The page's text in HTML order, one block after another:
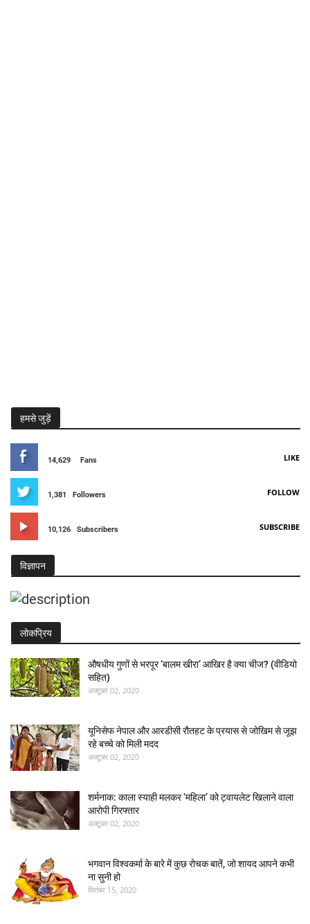
हमसे जुड़ें
14,629 Fans LIKE
1,381 Followers FOLLOW
10,126 Subscribers SUBSCRIBE
विज्ञापन
लोकप्रिय
औषधीय गुणों से भरपूर ‘बालम खीरा’ आखिर है क्या चीज? (वीडियो
सहित)
अक्टूबर 02, 2020
यूनिसेफ नेपाल और आरडीसी रौतहट के प्रयास से जोखिम से जूझ
रहे बच्चे को मिली मदद
अक्टूबर 02, 2020
शर्मनाक: काला स्याही मलकर ‘महिला’ को ट्वायलेट खिलाने वाला
आरोपी गिरफ्तार
अक्टूबर 02, 2020
भगवान विश्वकर्मा के बारे में कुछ रोचक बातें, जो शायद आपने कभी
ना सुनी हो
सितंबर 15, 2020